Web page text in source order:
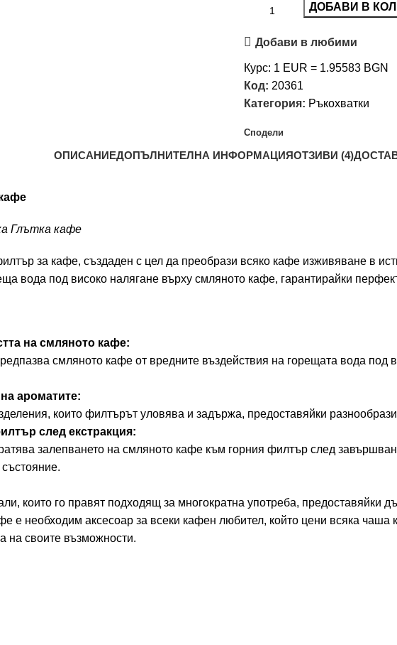
ДОБАВИ В
Добави в любими
Курс: 1 EUR = 1.95583 BGN
Код: 20361
Категория: Ръкохватки
Сподели
ОПИСАНИЕДОПЪЛНИТЕЛНА ИНФОРМАЦИЯОТЗИВИ (4)
Глътка кафе
за кафе, създаден с цел да преобрази всяко кафе изживяване в
вода под високо налягане върху смляното кафе, гарантирайки
на смляното кафе:
смляното кафе от вредните въздействия на горещата вода под
ароматите:
които филтърът уловява и задържа, предоставяйки
след екстракция:
залепването на смляното кафе към горния филтър след
които го правят подходящ за многократна употреба, предоставяйки
е необходим аксесоар за всеки кафен любител, който цени всяка чаша
на своите възможности.